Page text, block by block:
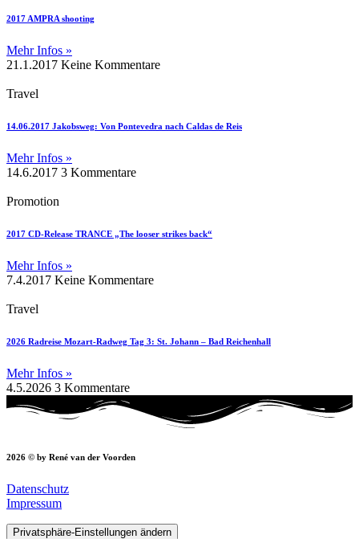
2017 AMPRA shooting
Mehr Infos »
21.1.2017 Keine Kommentare
Travel
14.06.2017 Jakobsweg: Von Pontevedra nach Caldas de Reis
Mehr Infos »
14.6.2017 3 Kommentare
Promotion
2017 CD-Release TRANCE „The looser strikes back“
Mehr Infos »
7.4.2017 Keine Kommentare
Travel
2026 Radreise Mozart-Radweg Tag 3: St. Johann – Bad Reichenhall
Mehr Infos »
4.5.2026 3 Kommentare
2026 © by René van der Voorden
Datenschutz
Impressum
Privatsphäre-Einstellungen ändern